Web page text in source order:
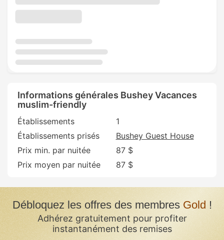
Informations générales Bushey Vacances
muslim-friendly
Établissements
1
Établissements prisés
Bushey Guest House
Prix min. par nuitée
87 $
Prix moyen par nuitée
87 $
Débloquez les offres des membres Gold !
Adhérez gratuitement pour profiter
instantanément des remises